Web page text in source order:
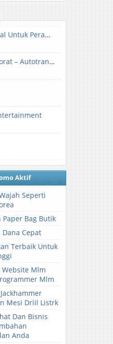
Klinik Dermatologi & Estetika Profesional Untuk Perawatan Kulit dan Kecantikan
Sewa Mobil Jakarta & Sewa Mobil Korporat – Autotranz Indonesia
Aktif
Seperti
Paper Bag Butik
Dana Cepat
Terbaik Untuk
Website Mlm
Mlm
Mesi Driil Listrk
Dan Bisnis
Anda